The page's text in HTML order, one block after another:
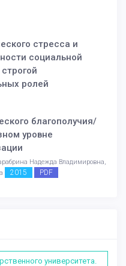
стресса и
социальной
ролей
благополучия/
уровне
Надежда Владимировна,
2015 PDF
университета.